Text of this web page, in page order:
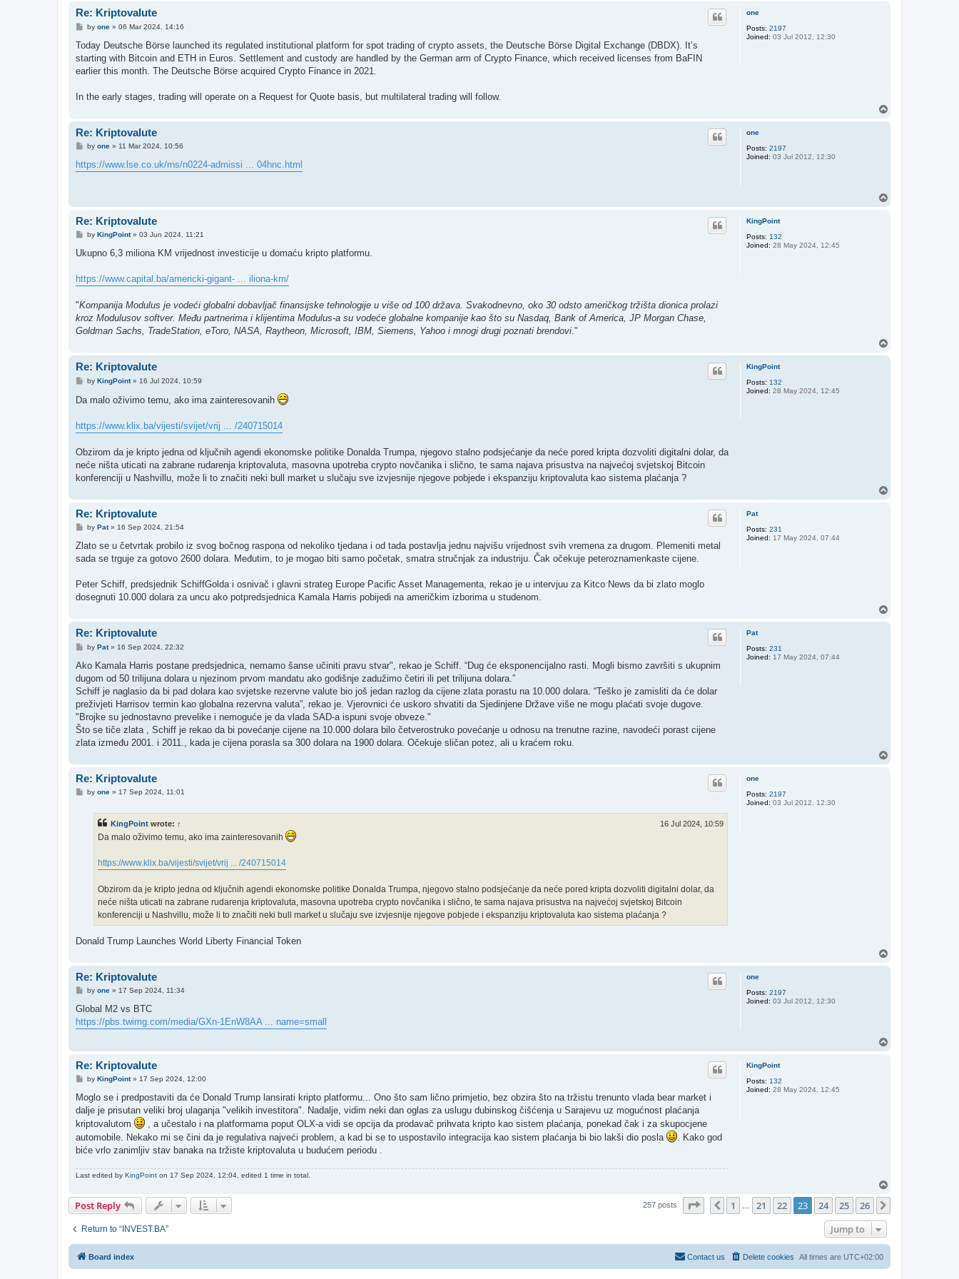
one
Posts: 2197
Joined: 03 Jul 2012, 12:30
Re: Kriptovalute
P
s
by one» 06 Mar 2024, 14:16
Today Deutsche Börse launched its regulated institutional platform for spot trading of crypto assets, the Deutsche Börse Digital Exchange (DBDX). It’s
starting with Bitcoin and ETH in Euros. Settlement and custody are handled by the German arm of Crypto Finance, which received licenses from BaFIN
earlier this month. The Deutsche Börse acquired Crypto Finance in 2021.
In the early stages, trading will operate on a Request for Quote basis, but multilateral trading will follow.
one
Posts: 2197
Joined: 03 Jul 2012, 12:30
Re: Kriptovalute
P
s
t
by one» 11 Mar 2024, 10:56
https://www.lse.co.uk/rns/n0224-admissi ... 04hnc.html
KingPoint
Posts: 132
Joined: 28 May 2024, 12:45
Re: Kriptovalute
P
s
by KingPoint» 03 Jun 2024, 11:21
Ukupno 6,3 miliona KM vrijednost investicije u domaću kripto platformu.
https://www.capital.ba/americki-gigant- ... iliona-km/
"Kompanija Modulus je vodeći globalni dobavljač finansijske tehnologije u više od 100 država. Svakodnevno, oko 30 odsto američkog tržišta dionica prolazi
kroz Modulusov softver. Među partnerima i klijentima Modulus-a su vodeće globalne kompanije kao što su Nasdaq, Bank of America, JP Morgan Chase,
Goldman Sachs, TradeStation, eToro, NASA, Raytheon, Microsoft, IBM, Siemens, Yahoo i mnogi drugi poznati brendovi."
KingPoint
Posts: 132
Joined: 28 May 2024, 12:45
Re: Kriptovalute
P
s
t
by KingPoint» 16 Jul 2024, 10:59
Da malo oživimo temu, ako ima zainteresovanih
https://www.klix.ba/vijesti/svijet/vrij ... /240715014
Obzirom da je kripto jedna od ključnih agendi ekonomske politike Donalda Trumpa, njegovo stalno podsjećanje da neće pored kripta dozvoliti digitalni dolar, da
neće ništa uticati na zabrane rudarenja kriptovaluta, masovna upotreba crypto novčanika i slično, te sama najava prisustva na najvećoj svjetskoj Bitcoin
konferenciji u Nashvillu, može li to značiti neki bull market u slučaju sve izvjesnije njegove pobjede i ekspanziju kriptovaluta kao sistema plaćanja ?
Pat
Posts: 231
Joined: 17 May 2024, 07:44
Re: Kriptovalute
P
s
by Pat» 16 Sep 2024, 21:54
Zlato se u četvrtak probilo iz svog bočnog raspona od nekoliko tjedana i od tada postavlja jednu najvišu vrijednost svih vremena za drugom. Plemeniti metal
sada se trguje za gotovo 2600 dolara. Međutim, to je mogao biti samo početak, smatra stručnjak za industriju. Čak očekuje peteroznamenkaste cijene.
Peter Schiff, predsjednik SchiffGolda i osnivač i glavni strateg Europe Pacific Asset Managementa, rekao je u intervjuu za Kitco News da bi zlato moglo
dosegnuti 10.000 dolara za uncu ako potpredsjednica Kamala Harris pobijedi na američkim izborima u studenom.
Pat
Posts: 231
Joined: 17 May 2024, 07:44
Re: Kriptovalute
P
s
by Pat» 16 Sep 2024, 22:32
Ako Kamala Harris postane predsjednica, nemamo šanse učiniti pravu stvar", rekao je Schiff. “Dug će eksponencijalno rasti. Mogli bismo završiti s ukupnim
dugom od 50 trilijuna dolara u njezinom prvom mandatu ako godišnje zadužimo četiri ili pet trilijuna dolara.”
Schiff je naglasio da bi pad dolara kao svjetske rezervne valute bio još jedan razlog da cijene zlata porastu na 10.000 dolara. “Teško je zamisliti da će dolar
preživjeti Harrisov termin kao globalna rezervna valuta”, rekao je. Vjerovnici će uskoro shvatiti da Sjedinjene Države više ne mogu plaćati svoje dugove.
"Brojke su jednostavno prevelike i nemoguće je da vlada SAD-a ispuni svoje obveze."
Što se tiče zlata , Schiff je rekao da bi povećanje cijene na 10.000 dolara bilo četverostruko povećanje u odnosu na trenutne razine, navodeći porast cijene
zlata između 2001. i 2011., kada je cijena porasla sa 300 dolara na 1900 dolara. Očekuje sličan potez, ali u kraćem roku.
one
Posts: 2197
Joined: 03 Jul 2012, 12:30
Re: Kriptovalute
Pby one» 17 Sep 2024, 11:01
KingPoint wrote: ↑ 16 Jul 2024, 10:59
Da malo oživimo temu, ako ima zainteresovanih
https://www.klix.ba/vijesti/svijet/vrij ... /240715014
Obzirom da je kripto jedna od ključnih agendi ekonomske politike Donalda Trumpa, njegovo stalno podsjećanje da neće pored kripta dozvoliti digitalni dolar, da
neće ništa uticati na zabrane rudarenja kriptovaluta, masovna upotreba crypto novčanika i slično, te sama najava prisustva na najvećoj svjetskoj Bitcoin
konferenciji u Nashvillu, može li to značiti neki bull market u slučaju sve izvjesnije njegove pobjede i ekspanziju kriptovaluta kao sistema plaćanja ?
Donald Trump Launches World Liberty Financial Token
one
Posts: 2197
Joined: 03 Jul 2012, 12:30
Re: Kriptovalute
P
s
by one» 17 Sep 2024, 11:34
Global M2 vs BTC
https://pbs.twimg.com/media/GXn-1EnW8AA ... name=small
KingPoint
Posts: 132
Joined: 28 May 2024, 12:45
Re: Kriptovalute
P
s
by KingPoint» 17 Sep 2024, 12:00
Moglo se i predpostaviti da će Donald Trump lansirati kripto platformu... Ono što sam lično primjetio, bez obzira što na tržistu trenunto vlada bear market i
dalje je prisutan veliki broj ulaganja "velikih investitora". Nadalje, vidim neki dan oglas za uslugu dubinskog čišćenja u Sarajevu uz mogućnost plaćanja
kriptovalutom
, a učestalo i na platformama poput OLX-a vidi se opcija da prodavač prihvata kripto kao sistem plaćanja, ponekad čak i za skupocjene
automobile. Nekako mi se čini da je regulativa najveći problem, a kad bi se to uspostavilo integracija kao sistem plaćanja bi bio lakši dio posla
. Kako god
biće vrlo zanimljiv stav banaka na tržiste kriptovaluta u budućem periodu .
Last edited by KingPoint on 17 Sep 2024, 12:04, edited 1 time in total.
Post Reply 257 posts Page 23 of26
Previous
1 21 22 23 24 25 26
Return to “INVEST.BA” Jump to
Board index All times are UTC+02:00
Delete cookies
Contact us